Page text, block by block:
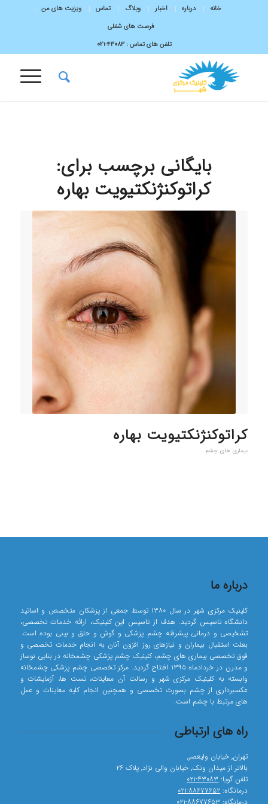
خانه درباره اخبار وبلاگ تماس
ویزیت های من
فرصت های شغلی
تلفن های تماس :43083-۰۲۱
بایگانی برچسب برای:
کراتوکنژنکتیویت بهاره
کراتوکنژنکتیویت بهاره
بیماری های چشم
درباره ما
کلینیک مرکزی شهر در سال ۱۳۸۰ توسط جمعی از پزشکان متخصص و اساتید
دانشگاه تاسیس گردید. هدف از تاسیس این کلینیک، ارائه خدمات تخصصی،
تشخیصی و درمانی پیشرفته چشم پزشکی و گوش و حلق و بینی بوده است.
بعلت استقبال بیماران و نیازهای روز افزون آنان به انجام خدمات تخصصی و
فوق تخصصی بیماری های چشم، کلینیک چشم پزشکی چشمخانه در بنایی نوساز
و مدرن در خردادماه ۱۳۹۵ افتتاح گردید. مرکز تخصصی چشم پزشکی چشمخانه
وابسته به کلینیک مرکزی شهر و رسالت آن معاینات، تست ها، آزمایشات و
عکسبرداری از چشم بصورت تخصصی و همچنین انجام کلیه معاینات و عمل
های مرتبط با چشم است.
راه های ارتباطی
تهران٬ خیابان ولیعصر٬
بالاتر از میدان ونک٬ خیابان والی نژاد٬ پلاک ۲۶
تلفن گویا:۴۳۰۸۳-۰۲۱
درمانگاه:۸۸۶۷۷۶۵۲-۰۲۱